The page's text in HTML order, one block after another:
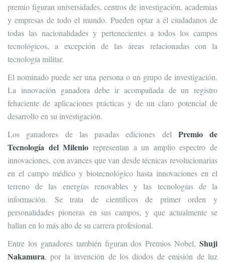
premio figuran universidades, centros de investigación, academias
y empresas de todo el mundo. Pueden optar a él ciudadanos de
todas las nacionalidades y pertenecientes a todos los campos
tecnológicos, a excepción de las áreas relacionadas con la
tecnología militar.
El nominado puede ser una persona o un grupo de investigación.
La innovación ganadora debe ir acompañada de un registro
fehaciente de aplicaciones prácticas y de un claro potencial de
desarrollo en su investigación.
Los ganadores de las pasadas ediciones del Premio de
Tecnología del Milenio representan a un amplio espectro de
innovaciones, con avances que van desde técnicas revolucionarias
en el campo médico y biotecnológico hasta innovaciones en el
terreno de las energías renovables y las tecnologías de la
información. Se trata de científicos de primer orden y
personalidades pioneras en sus campos, y que actualmente se
hallan en lo más alto de su carrera profesional.
Entre los ganadores también figuran dos Premios Nobel, Shuji
Nakamura, por la invención de los diodos de emisión de luz